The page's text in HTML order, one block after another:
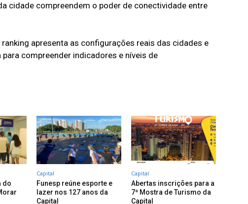
cidade compreendem o poder de conectividade entre
apresenta as configurações reais das cidades e
compreender indicadores e níveis de
do
Capital
Funesp reúne esporte e
lazer nos 127 anos da
Capital
Capital
Abertas inscrições para a
7ª Mostra de Turismo da
Capital